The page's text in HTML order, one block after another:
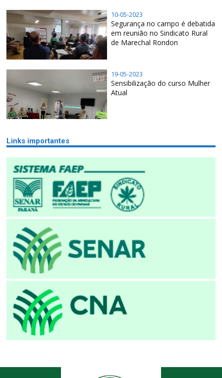
10-05-2023
Segurança no campo é debatida
em reunião no Sindicato Rural
de Marechal Rondon
19-05-2023
Sensibilização do curso Mulher
Atual
Links importantes